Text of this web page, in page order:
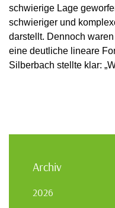
schwierige Lage
schwieriger und
darstellt. Dennoch
eine deutliche lineare
Silberbach stellte klar:
Archiv
2026